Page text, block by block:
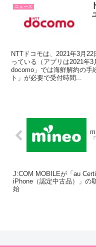
ニュース
NTTドコモは、2021年3月
っている（アプリは2021年
docomo」では海鮮解約の手
ト」が必要で受付時間...
J:COM MOBILEが「au
iPhone（認定中古品）」の
始